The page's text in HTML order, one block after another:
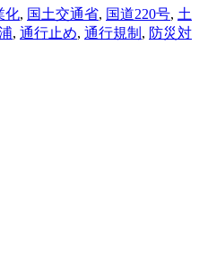
化, 国土交通省, 国道220号, 土
, 通行止め, 通行規制 , 防災対